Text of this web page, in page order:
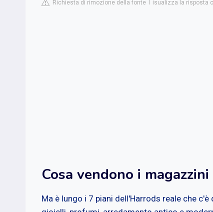
Richiesta di rimozione della fonte isualizza la risposta
Cosa vendono i
Ma è lungo i 7 piani dell'Harrods reale che